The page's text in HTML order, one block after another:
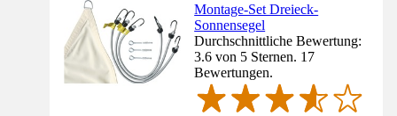
Montage-Set Dreieck-
Sonnensegel
Durchschnittliche Bewertung:
3.6 von 5 Sternen. 17
Bewertungen.